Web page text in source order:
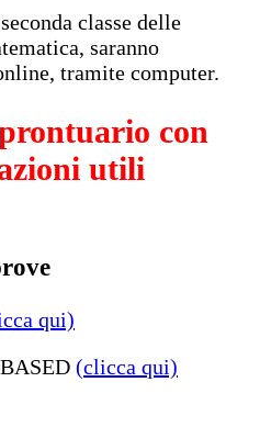
classe delle
saranno
tramite computer.
con
utili
qui)
(clicca qui)